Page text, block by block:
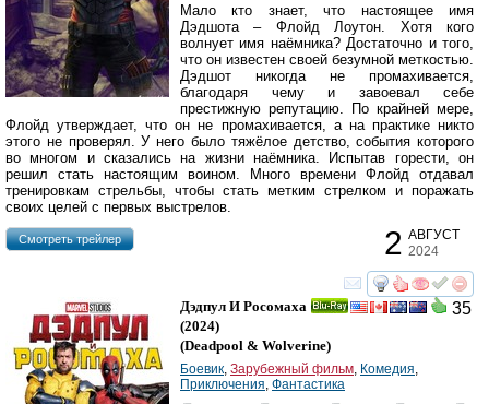
Мало кто знает, что настоящее имя
Дэдшота – Флойд Лоутон. Хотя кого
волнует имя наёмника? Достаточно и того,
что он известен своей безумной меткостью.
Дэдшот никогда не промахивается,
благодаря чему и завоевал себе
престижную репутацию. По крайней мере,
Флойд утверждает, что он не промахивается, а на практике никто
этого не проверял. У него было тяжёлое детство, события которого
во многом и сказались на жизни наёмника. Испытав горести, он
решил стать настоящим воином. Много времени Флойд отдавал
тренировкам стрельбы, чтобы стать метким стрелком и поражать
своих целей с первых выстрелов.
2 АВГУСТ
2024
Cмотреть трейлер
смотреть
35
Дэдпул И Росомаха
(2024)
(Deadpool & Wolverine)
Боевик, Зарубежный фильм, Комедия,
Приключения, Фантастика